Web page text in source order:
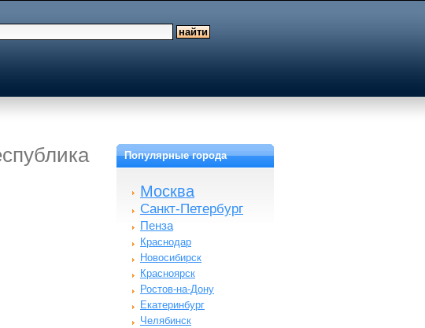
Популярные города
Москва
Санкт-Петербург
Пенза
Краснодар
Новосибирск
Красноярск
Ростов-на-Дону
Екатеринбург
Челябинск